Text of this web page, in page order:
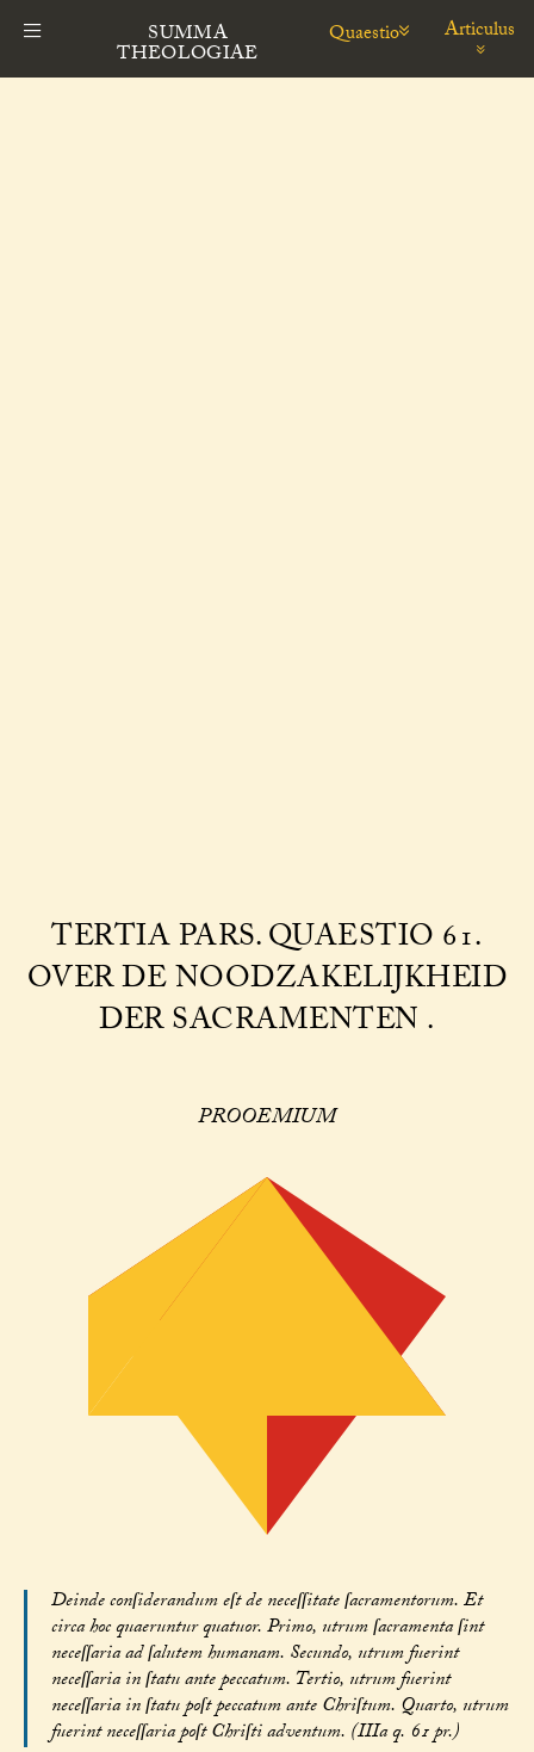
SUMMA
THEOLOGIAE
Quaestio Articulus
TERTIA PARS. QUAESTIO 61.
OVER DE NOODZAKELIJKHEID
DER SACRAMENTEN .
PROOEMIUM
Deinde conſiderandum eſt de neceſſitate ſacramentorum. Et
circa hoc quaeruntur quatuor. Primo, utrum ſacramenta ſint
neceſſaria ad ſalutem humanam. Secundo, utrum fuerint
neceſſaria in ſtatu ante peccatum. Tertio, utrum fuerint
neceſſaria in ſtatu poſt peccatum ante Chriſtum. Quarto, utrum
fuerint neceſſaria poſt Chriſti adventum. (IIIa q. 61 pr.)